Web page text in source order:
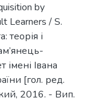
by
Learners / S.
теорія і
імені Івана
[гол. ред.
2016. - Вип.